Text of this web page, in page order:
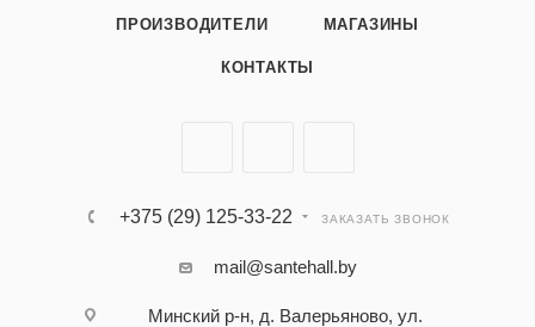
ПРОИЗВОДИТЕЛИ МАГАЗИНЫ
КОНТАКТЫ
+375 (29) 125-33-22 ЗАКАЗАТЬ ЗВОНОК
mail@santehall.by
Минский р-н, д. Валерьяново, ул.